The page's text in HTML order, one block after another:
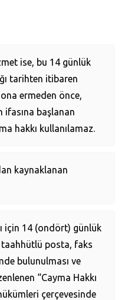
ise, bu 14 günlük
tarihten itibaren
ermeden önce,
ifasına başlanan
hakkı kullanılamaz.
kaynaklanan
için 14 (ondört) günlük
taahhütlü posta, faks
bulunulması ve
“Cayma Hakkı
çerçevesinde